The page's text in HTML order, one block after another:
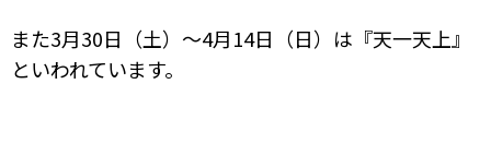
また3月30日（土）～4月14日（日）は『天一天上』
といわれています。